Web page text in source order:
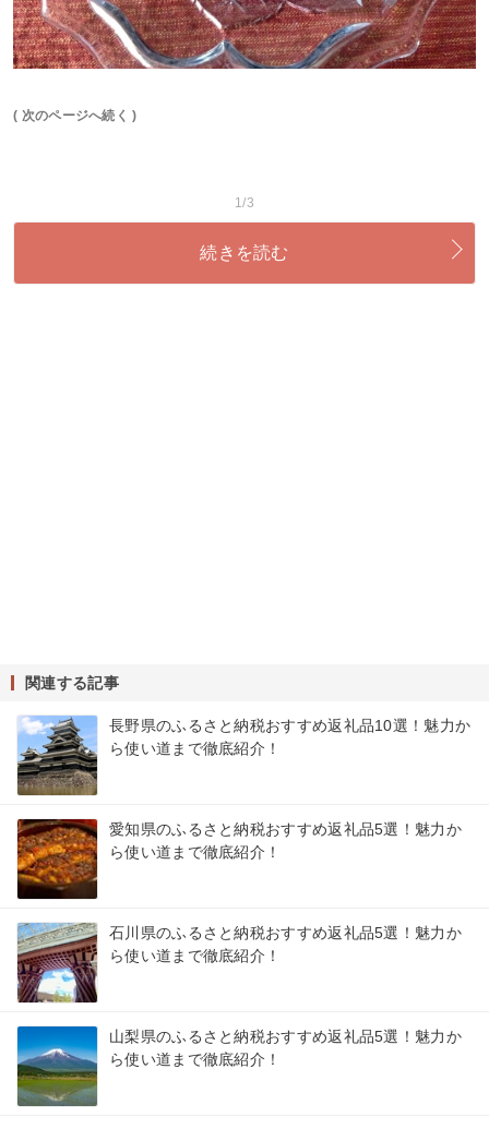
( 次のページへ続く )
1/3
続きを読む
関連する記事
長野県のふるさと納税おすすめ返礼品10選！魅力か
ら使い道まで徹底紹介！
愛知県のふるさと納税おすすめ返礼品5選！魅力か
ら使い道まで徹底紹介！
石川県のふるさと納税おすすめ返礼品5選！魅力か
ら使い道まで徹底紹介！
山梨県のふるさと納税おすすめ返礼品5選！魅力か
ら使い道まで徹底紹介！